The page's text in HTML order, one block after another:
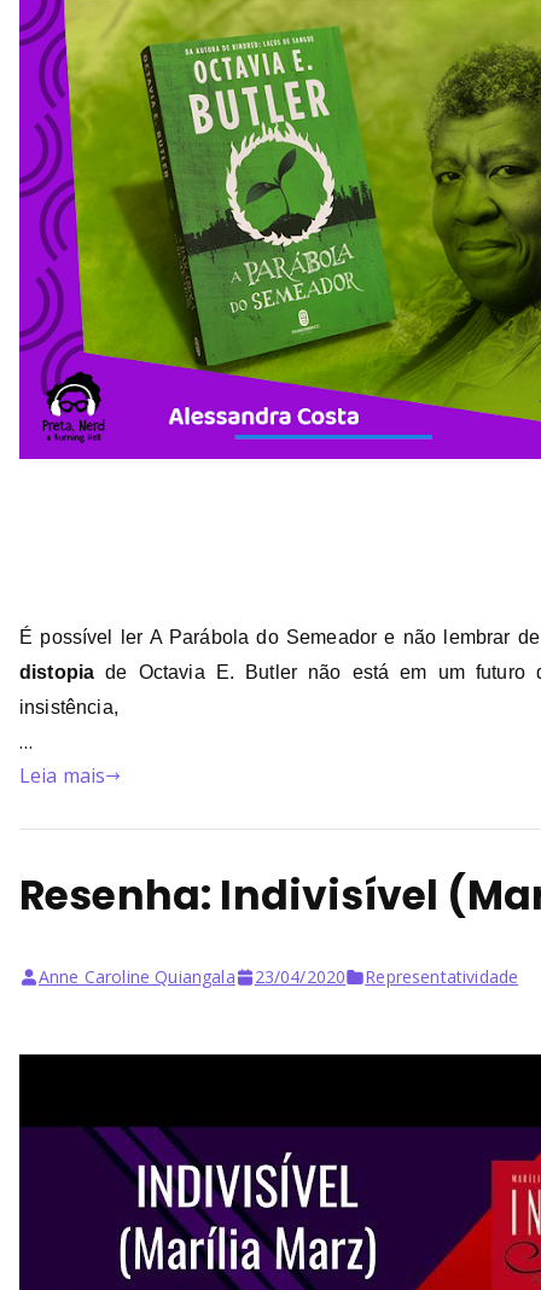
É possível ler A Parábola do Semeador e não lembrar
distopiade Octavia E. Butler não está em um futuro
insistência,
…
Leia mais
Resenha: Indivisível
Anne Caroline Quiangala 23/04/2020 Representatividade